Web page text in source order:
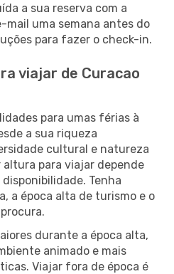
a sua reserva com a
mail uma semana antes do
para fazer o check-in.
viajar de Curacao
para umas férias à
a sua riqueza
cultural e natureza
para viajar depende
Tenha
a época alta de turismo e o
durante a época alta,
animado e mais
Viajar fora de época é